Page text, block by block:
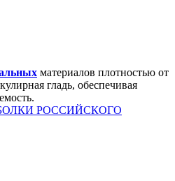
материалов плотностью от
гладь, обеспечивая